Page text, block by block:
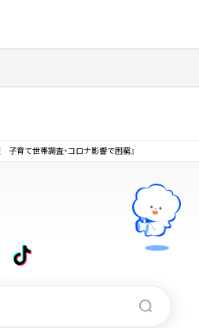
育て世帯調査・コロナ影響で困窮』